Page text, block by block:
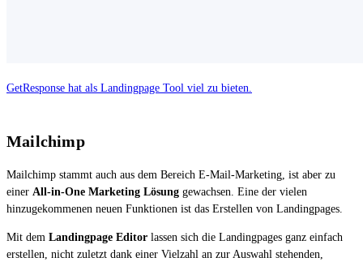
GetResponse hat als Landingpage Tool viel zu bieten.
Mailchimp
Mailchimp stammt auch aus dem Bereich E-Mail-Marketing, ist aber zu
einer All-in-One Marketing Lösung gewachsen. Eine der vielen
hinzugekommenen neuen Funktionen ist das Erstellen von Landingpages.
Mit dem Landingpage Editor lassen sich die Landingpages ganz einfach
erstellen, nicht zuletzt dank einer Vielzahl an zur Auswahl stehenden,